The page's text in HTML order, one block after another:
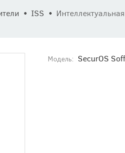
ISS
Модель: SecurOS